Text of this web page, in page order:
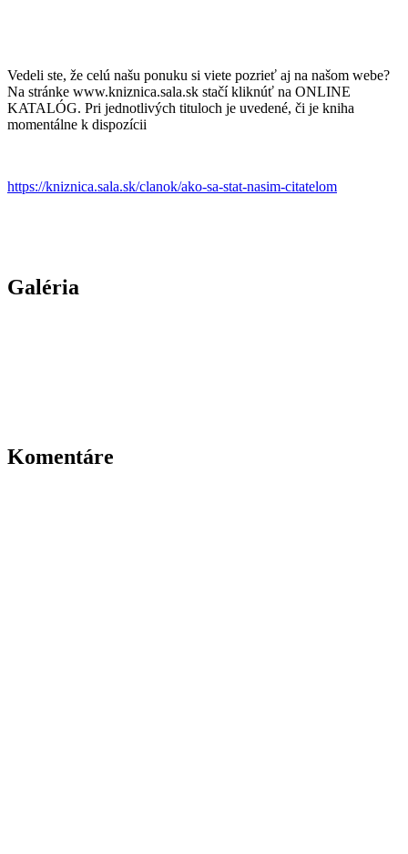
Vedeli ste, že celú našu ponuku si viete pozrieť aj na našom webe?
Na stránke www.kniznica.sala.sk stačí kliknúť na ONLINE
KATALÓG. Pri jednotlivých tituloch je uvedené, či je kniha
momentálne k dispozícii
https://kniznica.sala.sk/clanok/ako-sa-stat-nasim-citatelom
Galéria
Komentáre